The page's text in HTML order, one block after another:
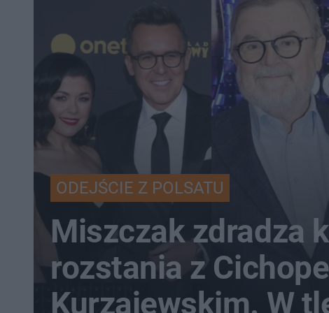
ODEJŚCIE Z POLSATU
Miszczak zdradza
rozstania z
Kurzajewskim. W